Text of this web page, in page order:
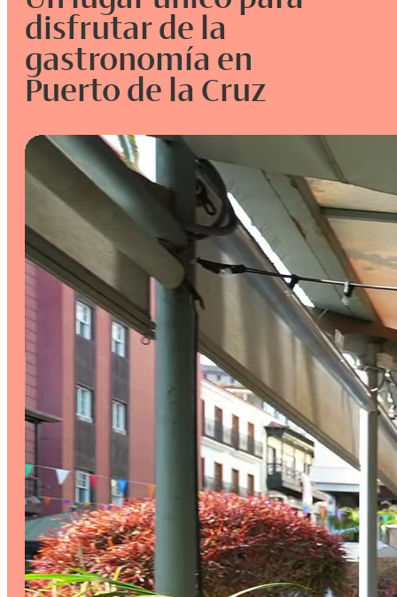
disfrutar de la
gastronomía en
Puerto de la Cruz